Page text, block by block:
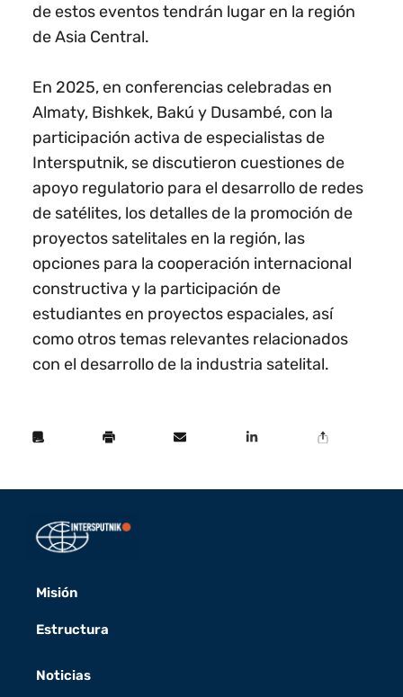
de estos eventos tendrán lugar en la región
de Asia Central.
En 2025, en conferencias celebradas en
Almaty, Bishkek, Bakú y Dusambé, con la
participación activa de especialistas de
Intersputnik, se discutieron cuestiones de
apoyo regulatorio para el desarrollo de redes
de satélites, los detalles de la promoción de
proyectos satelitales en la región, las
opciones para la cooperación internacional
constructiva y la participación de
estudiantes en proyectos espaciales, así
como otros temas relevantes relacionados
con el desarrollo de la industria satelital.
Misión
Estructura
Noticias